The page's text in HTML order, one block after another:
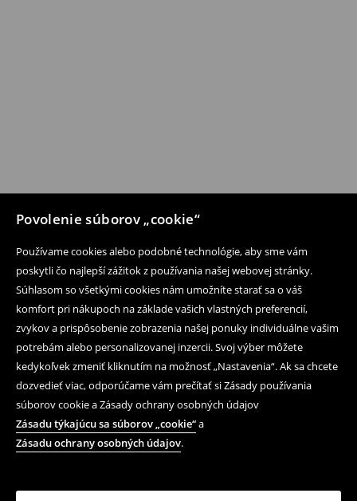
Povolenie súborov „cookie“
Používame cookies alebo podobné technológie, aby sme vám
poskytli čo najlepší zážitok z používania našej webovej stránky.
Súhlasom so všetkými cookies nám umožníte starať sa o váš
komfort pri nákupoch na základe vašich vlastných preferencií,
zvykov a prispôsobenie zobrazenia našej ponuky individuálne vašim
potrebám alebo personalizovanej inzercii. Svoj výber môžete
kedykoľvek zmeniť kliknutím na možnosť „Nastavenia“. Ak sa chcete
dozvedieť viac, odporúčame vám prečítať si Zásady používania
súborov cookie a Zásady ochrany osobných údajov
Zásadu týkajúcu sa súborov „cookie“a
Zásadu ochrany osobných údajov.